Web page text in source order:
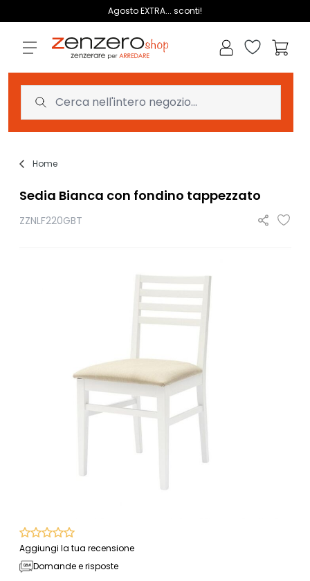
Agosto EXTRA... sconti!
Lista dei
Home
Sedia Bianca con fondino tappezzato
ZZNLF220GBT
Aggiungi la tua recensione
Domande e risposte